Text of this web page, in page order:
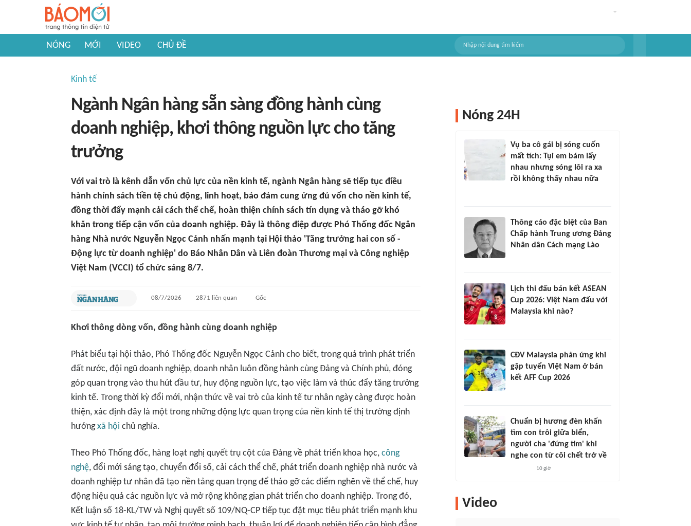
NÓNG MỚI VIDEO CHỦ ĐỀ
Kinh tế
Ngành Ngân hàng sẵn sàng đồng hành cùng
doanh nghiệp, khơi thông nguồn lực cho tăng
trưởng
Với vai trò là kênh dẫn vốn chủ lực của nền kinh tế, ngành Ngân hàng sẽ tiếp tục điều
hành chính sách tiền tệ chủ động, linh hoạt, bảo đảm cung ứng đủ vốn cho nền kinh tế,
đồng thời đẩy mạnh cải cách thể chế, hoàn thiện chính sách tín dụng và tháo gỡ khó
khăn trong tiếp cận vốn của doanh nghiệp. Đây là thông điệp được Phó Thống đốc Ngân
hàng Nhà nước Nguyễn Ngọc Cảnh nhấn mạnh tại Hội thảo 'Tăng trưởng hai con số -
Động lực từ doanh nghiệp' do Báo Nhân Dân và Liên đoàn Thương mại và Công nghiệp
Việt Nam (VCCI) tổ chức sáng 8/7.
08/7/2026 2871 liên quan Gốc
Khơi thông dòng vốn, đồng hành cùng doanh nghiệp
Phát biểu tại hội thảo, Phó Thống đốc Nguyễn Ngọc Cảnh cho biết, trong quá trình phát triển
đất nước, đội ngũ doanh nghiệp, doanh nhân luôn đồng hành cùng Đảng và Chính phủ, đóng
góp quan trọng vào thu hút đầu tư, huy động nguồn lực, tạo việc làm và thúc đẩy tăng trưởng
kinh tế. Trong thời kỳ đổi mới, nhận thức về vai trò của kinh tế tư nhân ngày càng được hoàn
thiện, xác định đây là một trong những động lực quan trọng của nền kinh tế thị trường định
hướngxã hội chủ nghĩa.
Theo Phó Thống đốc, hàng loạt nghị quyết trụ cột của Đảng về phát triển khoa học, công
nghệ, đổi mới sáng tạo, chuyển đổi số, cải cách thể chế, phát triển doanh nghiệp nhà nước và
doanh nghiệp tư nhân đã tạo nền tảng quan trọng để tháo gỡ các điểm nghẽn về thể chế, huy
động hiệu quả các nguồn lực và mở rộng không gian phát triển cho doanh nghiệp. Trong đó,
Kết luận số 18-KL/TW và Nghị quyết số 109/NQ-CP tiếp tục đặt mục tiêu phát triển mạnh khu
Nóng 24H
Vụ ba cô gái bị sóng cuốn
mất tích: Tụi em bám lấy
nhau nhưng sóng lôi ra xa
rồi không thấy nhau nữa
Thông cáo đặc biệt của Ban
Chấp hành Trung ương Đảng
Nhân dân Cách mạng Lào
Lịch thi đấu bán kết ASEAN
Cup 2026: Việt Nam đấu với
Malaysia khi nào?
CĐV Malaysia phản ứng khi
gặp tuyển Việt Nam ở bán
kết AFF Cup 2026
Chuẩn bị hương đèn khấn
tìm con trôi giữa biển,
người cha 'đứng tim' khi
nghe con từ cõi chết trở về
10 giờ
Video